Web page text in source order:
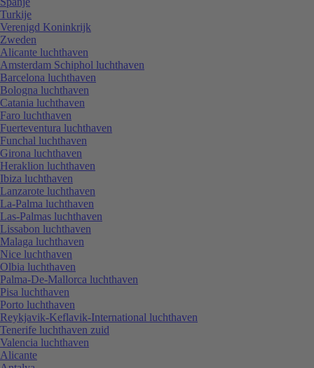
Turkije
Verenigd Koninkrijk
Zweden
Alicante luchthaven
Amsterdam Schiphol luchthaven
Barcelona luchthaven
Bologna luchthaven
Catania luchthaven
Faro luchthaven
Fuerteventura luchthaven
Funchal luchthaven
Girona luchthaven
Heraklion luchthaven
Ibiza luchthaven
Lanzarote luchthaven
La-Palma luchthaven
Las-Palmas luchthaven
Lissabon luchthaven
Malaga luchthaven
Nice luchthaven
Olbia luchthaven
Palma-De-Mallorca luchthaven
Pisa luchthaven
Porto luchthaven
Reykjavik-Keflavik-International luchthaven
Tenerife luchthaven zuid
Valencia luchthaven
Alicante